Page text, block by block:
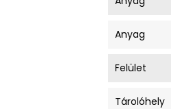
Anyag
Felület
Tárolóhely